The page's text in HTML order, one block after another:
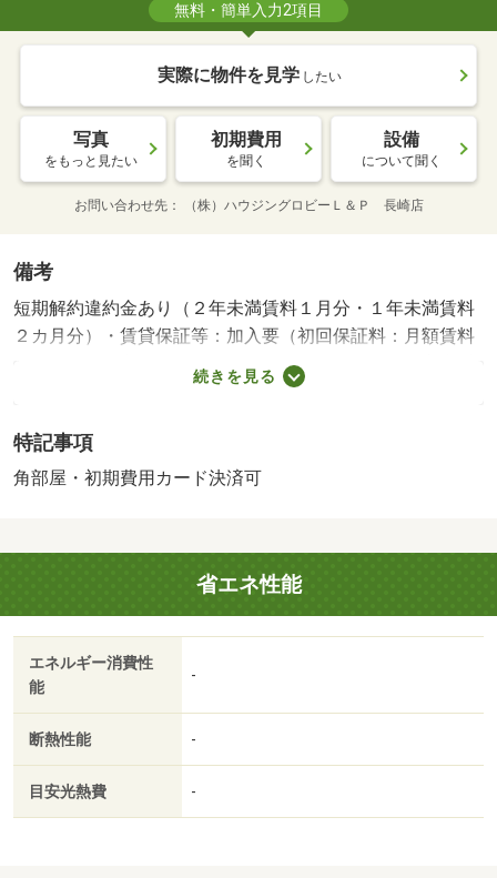
無料・簡単入力2項目
実際に物件を見学 したい
写真
をもっと見たい
初期費用
を聞く
設備
について聞く
お問い合わせ先 （株）ハウジングロビーＬ＆Ｐ 長崎店
備考
短期解約違約金あり（２年未満賃料１月分・１年未満賃料
２カ月分）・賃貸保証等：加入要（初回保証料：月額賃料
５０％）・鍵交換代：あり１７，０００円～・長崎市大手
町井１Ｒです！インターネット無料！・バイク置場：な
費 46200円
続きを見る
特記事項
角部屋・初期費用カード決済可
省エネ性能
エネルギー消費性
能
-
断熱性能 -
目安光熱費 -